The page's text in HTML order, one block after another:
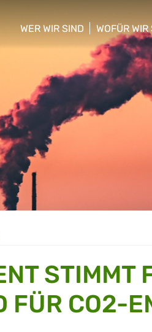
WER WIR SIND
show/hide sub menu
WOFÜR
show/hide
STIMMT
FÜR CO2-